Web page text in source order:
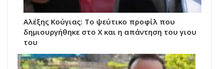
Αλέξης Κούγιας: Το ψεύτικο προφίλ που
δημιουργήθηκε στο X και η απάντηση του γιου
του